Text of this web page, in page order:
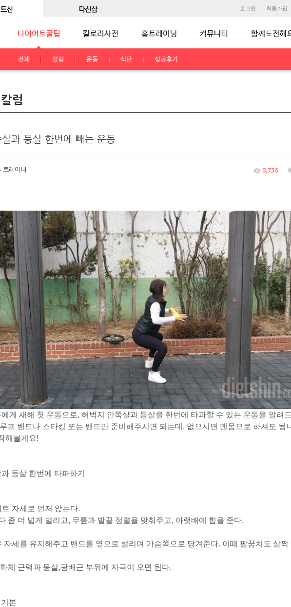
로그인 회원가입
전체 칼럼 운동 식단 성공후기
럼
과 등살 한번에 빼는 운동
트레이너 8,736
게 새해 첫 운동으로, 허벅지 안쪽살과 등살을 한번에 타파할 수 있는 운동을 알려
프 밴드나 스타킹 또는 밴드만 준비해주시면 되는데, 없으시면 맨몸으로 하셔도 됩
해볼게요!
등살 한번에 타파하기
자세로 먼저 앉는다.
좀 더 넓게 벌리고, 무릎과 발끝 정렬을 맞춰주고, 아랫배에 힘을 준다.
자세를 유지해주고 밴드를 옆으로 벌리며 가슴쪽으로 당겨준다. 이때 팔꿈치도 살짝
체 근력과 등살,광배근 부위에 자극이 오면 된다.
본